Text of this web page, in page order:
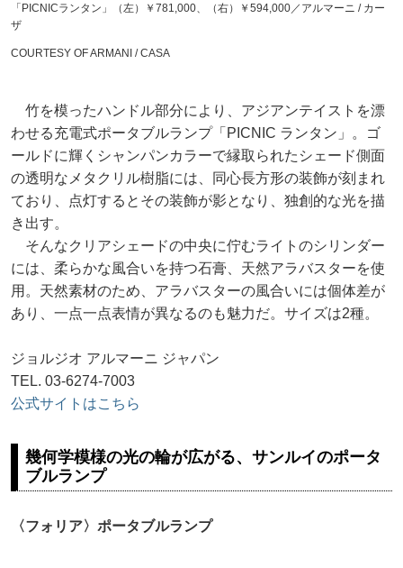
「PICNICランタン」（左）￥781,000、（右）￥594,000／アルマーニ / カー
ザ
COURTESY OF ARMANI / CASA
竹を模ったハンドル部分により、アジアンテイストを漂
わせる充電式ポータブルランプ「PICNIC ランタン」。ゴ
ールドに輝くシャンパンカラーで縁取られたシェード側面
の透明なメタクリル樹脂には、同心長方形の装飾が刻まれ
ており、点灯するとその装飾が影となり、独創的な光を描
き出す。
そんなクリアシェードの中央に佇むライトのシリンダー
には、柔らかな風合いを持つ石膏、天然アラバスターを使
用。天然素材のため、アラバスターの風合いには個体差が
あり、一点一点表情が異なるのも魅力だ。サイズは2種。
ジョルジオ アルマーニ ジャパン
TEL. 03-6274-7003
公式サイトはこちら
幾何学模様の光の輪が広がる、サンルイのポータ
ブルランプ
〈フォリア〉ポータブルランプ